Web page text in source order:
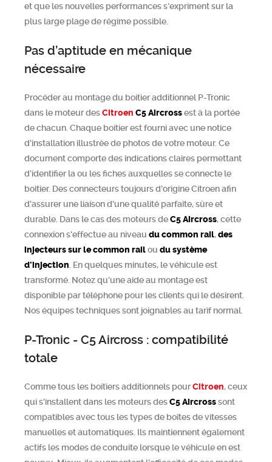
et que les nouvelles performances s'expriment sur la
plus large plage de régime possible.
Pas d’aptitude en mécanique
nécessaire
Procéder au montage du boitier additionnel P-Tronic
dans le moteur desCitroen C5 Aircrossest à la portée
de chacun. Chaque boitier est fourni avec une notice
d'installation illustrée de photos de votre moteur. Ce
document comporte des indications claires permettant
d’identifier la ou les fiches auxquelles se connecte le
boitier. Des connecteurs toujours d'origine Citroen afin
d'assurer une liaison d'une qualité parfaite, sûre et
durable. Dans le cas des moteurs deC5 Aircross, cette
connexion s'effectue au niveau du common rail,des
injecteurs sur le common railou du système
d'injection . En quelques minutes, le véhicule est
transformé. Notez qu’une aide au montage est
disponible par téléphone pour les clients qui le désirent.
Nos équipes techniques sont joignables au tarif normal.
P-Tronic - C5 Aircross : compatibilité
totale
Comme tous les boitiers additionnels pourCitroen, ceux
qui s'installent dans les moteurs desC5 Aircrosssont
compatibles avec tous les types de boîtes de vitesses
manuelles et automatiques. Ils maintiennent également
actifs les modes de conduite lorsque le véhicule en est